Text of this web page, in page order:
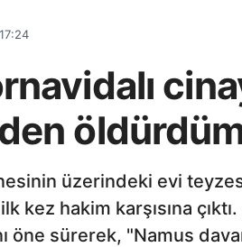
üzerindeki evi
kez hakim karşısına
öne sürerek, "Namus